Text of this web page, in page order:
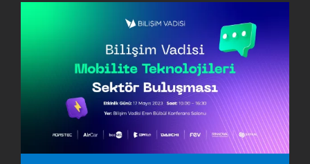
Kariyer Portal
EN